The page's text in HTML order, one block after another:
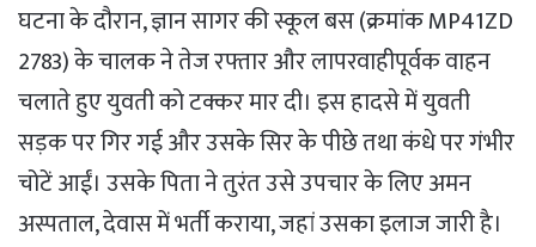
घटना के दौरान, ज्ञान सागर की स्कूल बस (क्रमांक MP41ZD
2783) के चालक ने तेज रफ्तार और लापरवाहीपूर्वक वाहन
चलाते हुए युवती को टक्कर मार दी। इस हादसे में युवती
सड़क पर गिर गई और उसके सिर के पीछे तथा कंधे पर गंभीर
चोटें आईं। उसके पिता ने तुरंत उसे उपचार के लिए अमन
अस्पताल, देवास में भर्ती कराया, जहां उसका इलाज जारी है।